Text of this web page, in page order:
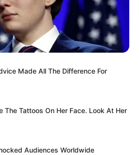
Made All The Difference For
The Tattoos On Her Face. Look At Her
Audiences Worldwide